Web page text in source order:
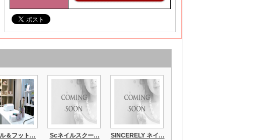
＆フット… Scネイルスクー… SINCERELY ネイ…